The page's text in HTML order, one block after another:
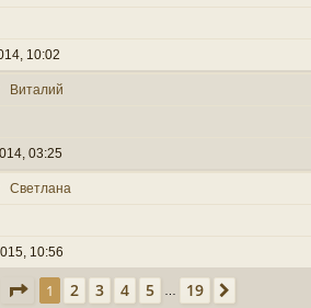
10:02
Виталий
03:25
Светлана
10:56
Страница из 19
1 2 3 4 5 19